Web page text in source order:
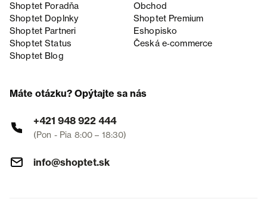
Shoptet Poradňa
Obchod
Shoptet Doplnky
Shoptet Premium
Shoptet Partneri
Eshopisko
Shoptet Status
Česká e‑commerce
Shoptet Blog
Máte otázku? Opýtajte sa nás
+421 948 922 444
(Pon - Pia 8:00 – 18:30)
info@shoptet.sk